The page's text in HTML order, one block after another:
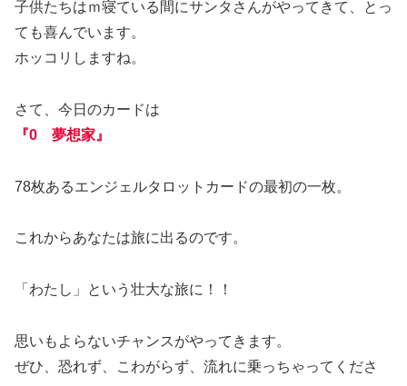
子供たちはｍ寝ている間にサンタさんがやってきて、とっ
ても喜んでいます。
ホッコリしますね。
さて、今日のカードは
『0 夢想家』
78枚あるエンジェルタロットカードの最初の一枚。
これからあなたは旅に出るのです。
「わたし」という壮大な旅に！！
思いもよらないチャンスがやってきます。
ぜひ、恐れず、こわがらず、流れに乗っちゃってくださ